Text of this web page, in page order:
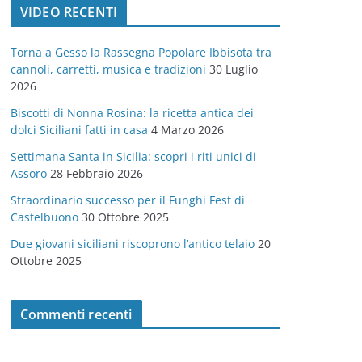
o
r
e
VIDEO RECENTI
Torna a Gesso la Rassegna Popolare Ibbisota tra
cannoli, carretti, musica e tradizioni 30 Luglio
2026
Biscotti di Nonna Rosina: la ricetta antica dei
dolci Siciliani fatti in casa 4 Marzo 2026
Settimana Santa in Sicilia: scopri i riti unici di
Assoro 28 Febbraio 2026
Straordinario successo per il Funghi Fest di
Castelbuono 30 Ottobre 2025
Due giovani siciliani riscoprono l’antico telaio 20
Ottobre 2025
Commenti recenti